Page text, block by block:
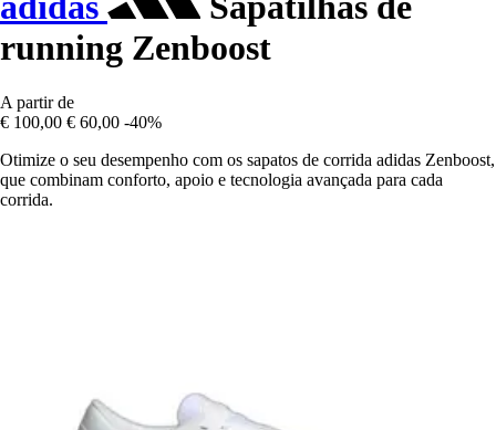
running Zenboost
A partir de
€ 100,00 € 60,00 -40%
Otimize o seu desempenho com os sapatos de corrida adidas Zenboost,
que combinam conforto, apoio e tecnologia avançada para cada
corrida.